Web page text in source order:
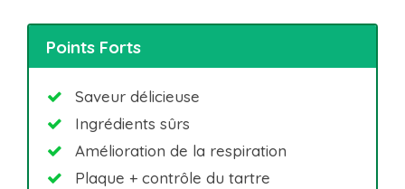
Points Forts
Saveur délicieuse
Ingrédients sûrs
Amélioration de la respiration
Plaque + contrôle du tartre